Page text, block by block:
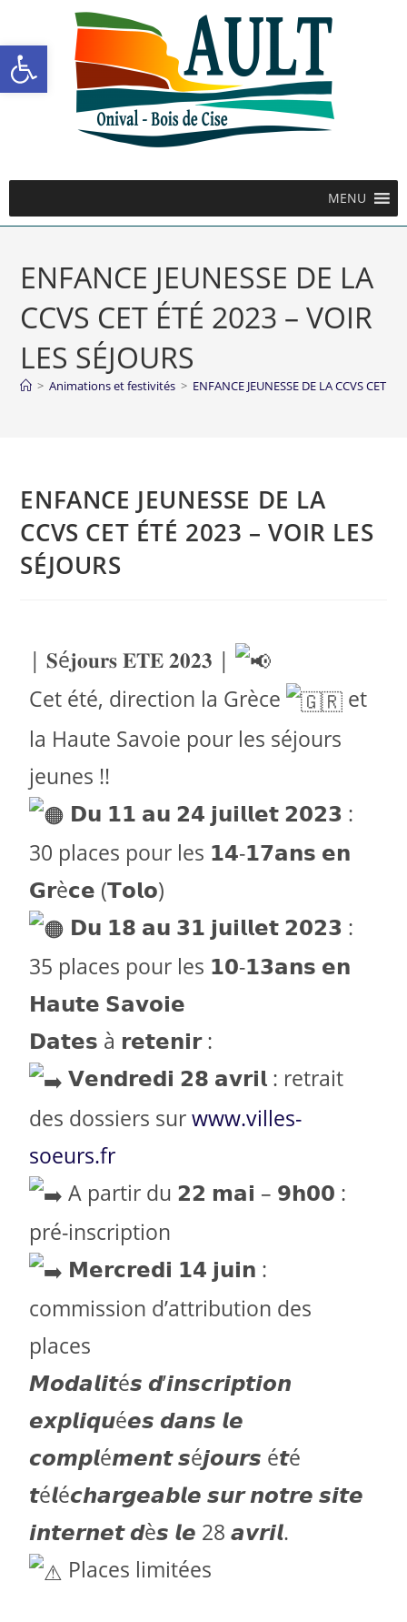
Ouvrir la barre d’outils
MENU
ENFANCE JEUNESSE DE LA
CCVS CET ÉTÉ 2023 – VOIR
LES SÉJOURS
> Animations et festivités > ENFANCE JEUNESSE DE LA CCVS CET
ENFANCE JEUNESSE DE LA
CCVS CET ÉTÉ 2023 – VOIR LES
SÉJOURS
| 𝐒é𝐣𝐨𝐮𝐫𝐬 𝐄𝐓𝐄 𝟐𝟎𝟐𝟑 |
Cet été, direction la Grèce
et
la Haute Savoie pour les séjours
jeunes !!
𝗗𝘂 𝟭𝟭 𝗮𝘂 𝟮𝟰 𝗷𝘂𝗶𝗹𝗹𝗲𝘁 𝟮𝟬𝟮𝟯 :
30 places pour les 𝟭𝟰-𝟭𝟳𝗮𝗻𝘀 𝗲𝗻
𝗚𝗿è𝗰𝗲 (𝗧𝗼𝗹𝗼)
𝗗𝘂 𝟭𝟴 𝗮𝘂 𝟯𝟭 𝗷𝘂𝗶𝗹𝗹𝗲𝘁 𝟮𝟬𝟮𝟯 :
35 places pour les 𝟭𝟬-𝟭𝟯𝗮𝗻𝘀 𝗲𝗻
𝗛𝗮𝘂𝘁𝗲 𝗦𝗮𝘃𝗼𝗶𝗲
𝗗𝗮𝘁𝗲𝘀 à 𝗿𝗲𝘁𝗲𝗻𝗶𝗿 :
𝗩𝗲𝗻𝗱𝗿𝗲𝗱𝗶 𝟮𝟴 𝗮𝘃𝗿𝗶𝗹 : retrait
des dossiers surwww.villes-
soeurs.fr
A partir du 𝟮𝟮 𝗺𝗮𝗶 – 𝟵𝗵𝟬𝟬 :
pré-inscription
𝗠𝗲𝗿𝗰𝗿𝗲𝗱𝗶 𝟭𝟰 𝗷𝘂𝗶𝗻 :
commission d’attribution des
places
𝙈𝙤𝙙𝙖𝙡𝙞𝙩é𝙨 𝙙’𝙞𝙣𝙨𝙘𝙧𝙞𝙥𝙩𝙞𝙤𝙣
𝙚𝙭𝙥𝙡𝙞𝙦𝙪é𝙚𝙨 𝙙𝙖𝙣𝙨 𝙡𝙚
𝙘𝙤𝙢𝙥𝙡é𝙢𝙚𝙣𝙩 𝙨é𝙟𝙤𝙪𝙧𝙨 é𝙩é
𝙩é𝙡é𝙘𝙝𝙖𝙧𝙜𝙚𝙖𝙗𝙡𝙚 𝙨𝙪𝙧 𝙣𝙤𝙩𝙧𝙚 𝙨𝙞𝙩𝙚
𝙞𝙣𝙩𝙚𝙧𝙣𝙚𝙩 𝙙è𝙨 𝙡𝙚 28 𝙖𝙫𝙧𝙞𝙡.
Places limitées